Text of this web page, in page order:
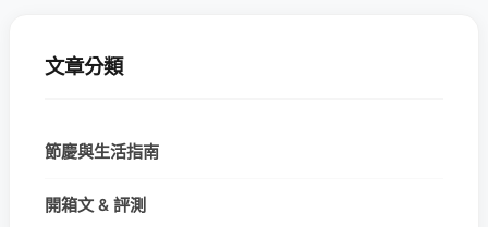
文章分類
節慶與生活指南
開箱文 & 評測